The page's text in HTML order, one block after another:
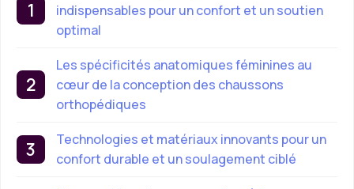
indispensables pour un confort et un soutien
optimal
Les spécificités anatomiques féminines au
cœur de la conception des chaussons
orthopédiques
Technologies et matériaux innovants pour un
confort durable et un soulagement ciblé